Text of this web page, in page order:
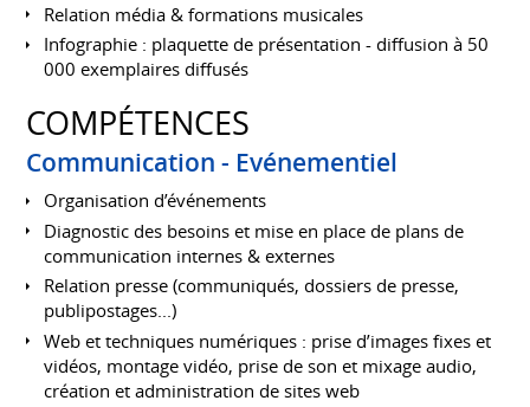
Relation média & formations musicales
Infographie : plaquette de présentation - diffusion à 50
000 exemplaires diffusés
COMPÉTENCES
Communication - Evénementiel
Organisation d’événements
Diagnostic des besoins et mise en place de plans de
communication internes & externes
Relation presse (communiqués, dossiers de presse,
publipostages...)
Web et techniques numériques : prise d’images fixes et
vidéos, montage vidéo, prise de son et mixage audio,
création et administration de sites web